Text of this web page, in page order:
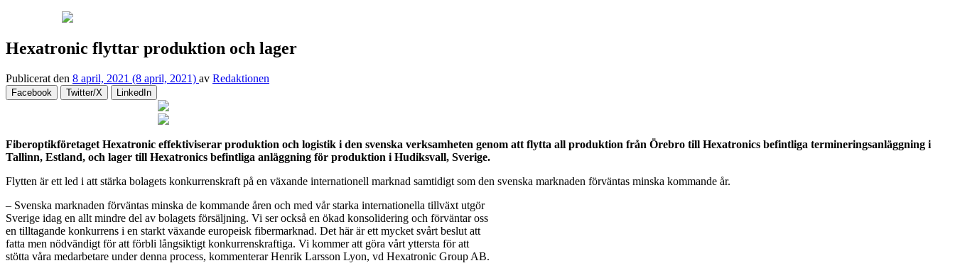
Hexatronic flyttar produktion och lager
Publicerat den 8 april, 2021 (8 april, 2021) av Redaktionen
Facebook Twitter/X LinkedIn
Fiberoptikföretaget Hexatronic effektiviserar produktion och logistik i den svenska verksamheten genom att flytta all produktion från Örebro till Hexatronics befintliga termineringsanläggning i
Tallinn, Estland, och lager till Hexatronics befintliga anläggning för produktion i Hudiksvall, Sverige.
Flytten är ett led i att stärka bolagets konkurrenskraft på en växande internationell marknad samtidigt som den svenska marknaden förväntas minska kommande år.
– Svenska marknaden förväntas minska de kommande åren och med vår starka internationella tillväxt utgör
Sverige idag en allt mindre del av bolagets försäljning. Vi ser också en ökad konsolidering och förväntar oss
en tilltagande konkurrens i en starkt växande europeisk fibermarknad. Det här är ett mycket svårt beslut att
fatta men nödvändigt för att förbli långsiktigt konkurrenskraftiga. Vi kommer att göra vårt yttersta för att
stötta våra medarbetare under denna process, kommenterar Henrik Larsson Lyon, vd Hexatronic Group AB.